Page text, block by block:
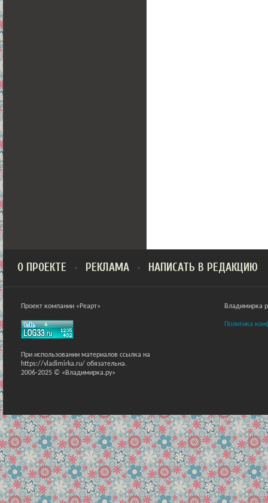
О ПРОЕКТЕ РЕКЛАМА НАПИСАТЬ В РЕДАКЦИЮ
Проект компании «Реарт»
При использовании материалов ссылка на
https://vladimirka.ru/ обязательна.
2006-2025 © «Владимирка.ру»
Владимирка
Политика